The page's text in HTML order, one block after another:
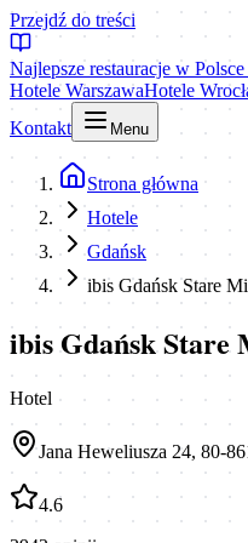
Przejdź do treści
Najlepsze restauracje w
Hotele WarszawaHotele
Kontakt
Menu
Strona główna
Hotele
Gdańsk
ibis Gdańsk Stare
ibis Gdańsk Stare
Hotel
Jana Heweliusza 24, 80-
4.6